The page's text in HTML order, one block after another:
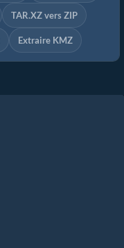
TAR.XZ vers ZIP
Extraire KMZ